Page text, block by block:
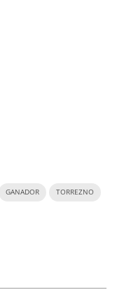
GANADOR TORREZNO